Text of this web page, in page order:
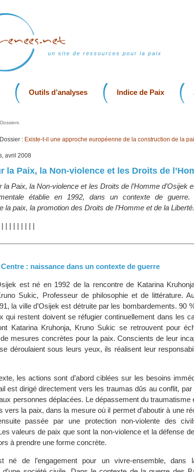
un site de ressources pour la paix
Outils d’analyses Indice de Paix
Dossier : Existe-t-il une approche européenne de la construction de la
avril 2008
la Paix, la Non-violence et les Droits de
la Paix, la Non-violence et les Droits de l’Homme d’Osijek
établie en 1992, dans un contexte de
la paix, la promotion des Droits de l’Homme et de la Liberté.
| | | | | | | | |
: naissance dans un contexte de guerre
est né en 1992 de la rencontre de Katarina
Sukic, Professeur de philosophie et de littérature.
la ville d’Osijek est détruite par les bombardements. 90
qui restent doivent se réfugier continuellement dans les
Katarina Kruhonja, Kruno Sukic se retrouvent pour
mesures concrètes pour la paix. Conscients de leur
déroulaient sous leurs yeux, ils réalisent leur
les actions sont d’abord ciblées sur les besoins
est dirigé directement vers les traumas dûs au conflit,
personnes déplacées. Le dépassement du
vers la paix, dans la mesure où il permet d’aboutir à une
passée par une protection non-violente des
valeurs de paix que sont la non-violence et la défense
à prendre une forme concrète.
né de l’engagement pour un vivre-ensemble, dans